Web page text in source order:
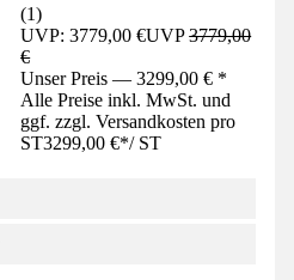
(1)
UVP: 3779,00 €UVP3779,00
€
Unser Preis — 3299,00 € *
Alle Preise inkl. MwSt. und
ggf. zzgl. Versandkosten pro
ST3299,00 €*/ ST